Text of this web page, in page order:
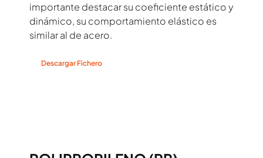
importante destacar su coeficiente estático y
dinámico, su comportamiento elástico es
similar al de acero.
Descargar Fichero